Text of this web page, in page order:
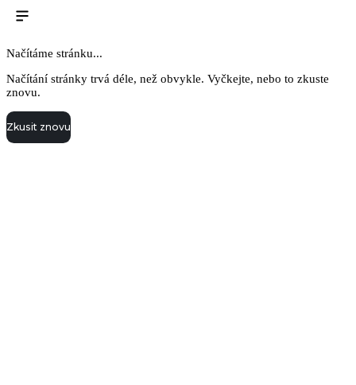
Načítáme stránku...
Načítání stránky trvá déle, než obvykle. Vyčkejte, nebo to zkuste
znovu.
Zkusit znovu